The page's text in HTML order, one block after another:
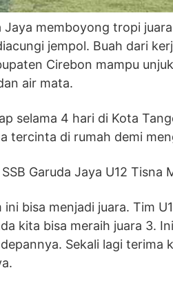
Jaya memboyong tropi
jempol. Buah dari
Cirebon mampu
air mata.
selama 4 hari di Kota
tercinta di rumah demi
Garuda Jaya U12
bisa menjadi juara. Tim
kita bisa meraih juara 3.
Sekali lagi